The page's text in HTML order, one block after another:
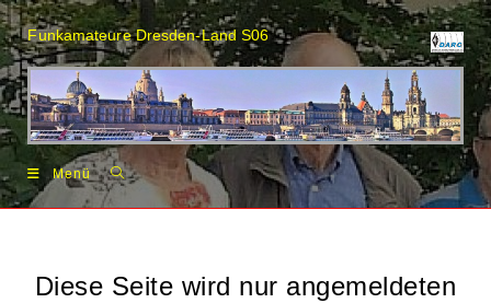
Zum
Inhalt
springen
Funkamateure Dresden-Land S06
Menü
Diese Seite wird nur angemeldeten